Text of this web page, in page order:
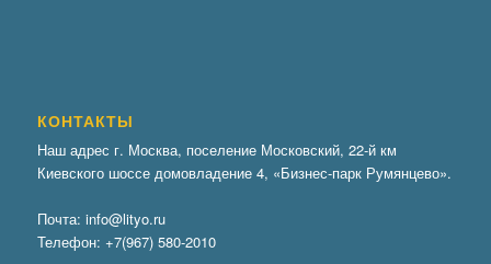
КОНТАКТЫ
Наш адрес г. Москва, поселение Московский, 22-й км
Киевского шоссе домовладение 4, «Бизнес-парк Румянцево».
Почта: info@lityo.ru
Телефон: +7(967) 580-2010